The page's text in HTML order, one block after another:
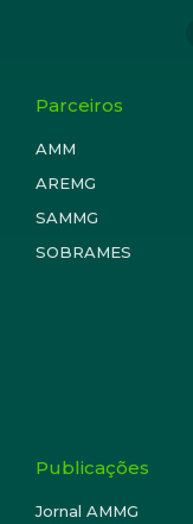
Parceiros
AMM
AREMG
SAMMG
SOBRAMES
Publicações
Jornal AMMG